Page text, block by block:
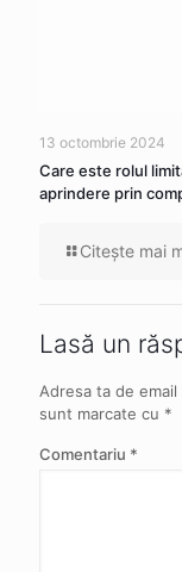
13 octombrie 2024
Care este rolul
aprindere prin
Citeşte mai
Lasă un
Adresa ta de
sunt marcate cu *
Comentariu *